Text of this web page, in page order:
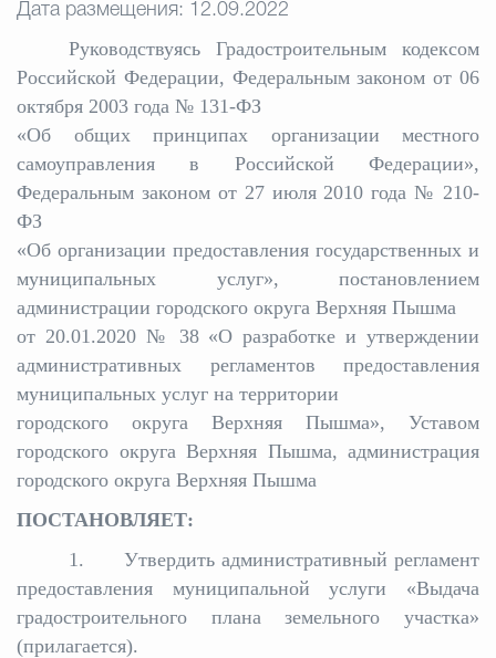
Общественная
Градостроительство и
Государственные организации
Открытые
Дата размещения: 12.09.2022
Руководствуясь Градостроительным кодексом
Российской Федерации, Федеральным законом от 06
октября 2003 года № 131-ФЗ
«Об общих принципах организации местного
самоуправления в Российской Федерации»,
Федеральным законом от 27 июля 2010 года № 210-
ФЗ
«Об организации предоставления государственных и
муниципальных услуг», постановлением
администрации городского округа Верхняя Пышма
от 20.01.2020 № 38 «О разработке и утверждении
административных регламентов предоставления
муниципальных услуг на территории
городского округа Верхняя Пышма», Уставом
городского округа Верхняя Пышма, администрация
городского округа Верхняя Пышма
ПОСТАНОВЛЯЕТ:
1. Утвердить административный регламент
предоставления муниципальной услуги «Выдача
градостроительного плана земельного участка»
(прилагается).